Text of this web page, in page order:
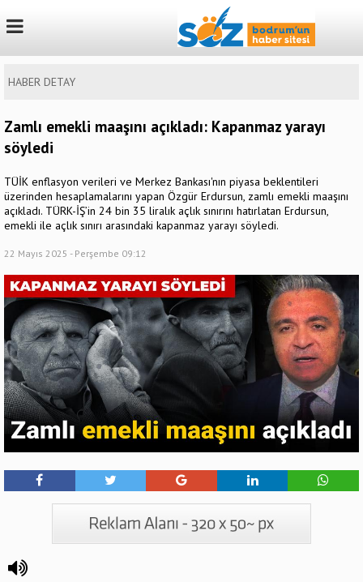
HABER DETAY
Zamlı emekli maaşını açıkladı: Kapanmaz yarayı
söyledi
TÜİK enflasyon verileri ve Merkez Bankası'nın piyasa beklentileri
üzerinden hesaplamalarını yapan Özgür Erdursun, zamlı emekli maaşını
açıkladı. TÜRK-İŞ’in 24 bin 35 liralık açlık sınırını hatırlatan Erdursun,
emekli ile açlık sınırı arasındaki kapanmaz yarayı söyledi.
22 Mayıs 2025 - Perşembe 09:12